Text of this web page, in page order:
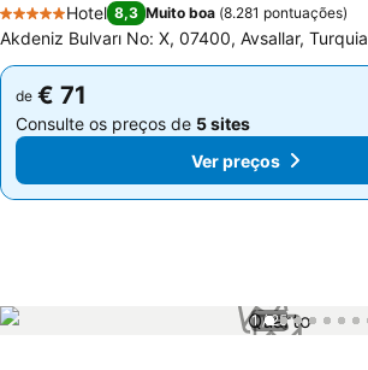
5 Estrelas
Hotel 8,3 Muito boa (8.281 pontuações)
Akdeniz Bulvarı No: X, 07400, Avsallar, Turquia
de € 71
Consulte os preços de 5 sites
Ver preços
de € 71
Consulte os preços de 5 sites
Ver preços
1 / 25